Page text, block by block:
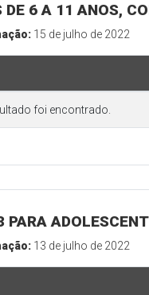
DE 6 A 11 ANOS,
15 de julho de 2022
foi encontrado.
PARA
13 de julho de 2022